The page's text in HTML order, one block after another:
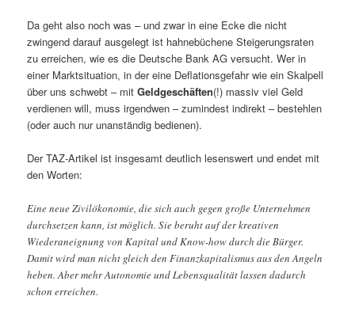
Da geht also noch was – und zwar in eine Ecke die nicht
zwingend darauf ausgelegt ist hahnebüchene Steigerungsraten
zu erreichen, wie es die Deutsche Bank AG versucht. Wer in
einer Marktsituation, in der eine Deflationsgefahr wie ein Skalpell
über uns schwebt – mitGeldgeschäften(!) massiv viel Geld
verdienen will, muss irgendwen – zumindest indirekt – bestehlen
(oder auch nur unanständig bedienen).
Der TAZ-Artikel ist insgesamt deutlich lesenswert und endet mit
den Worten:
Eine neue Zivilökonomie, die sich auch gegen große Unternehmen
durchsetzen kann, ist möglich. Sie beruht auf der kreativen
Wiederaneignung von Kapital und Know-how durch die Bürger.
Damit wird man nicht gleich den Finanzkapitalismus aus den Angeln
heben. Aber mehr Autonomie und Lebensqualität lassen dadurch
schon erreichen.